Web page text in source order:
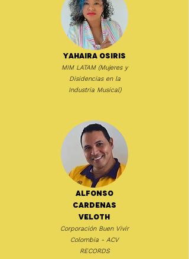
Yahaira Osiris
MIM LATAM (Mujeres y
Disidencias en la
Industria Musical)
Alfonso
Cardenas
Veloth
Corporación Buen Vivir
Colombia - ACV
RECORDS